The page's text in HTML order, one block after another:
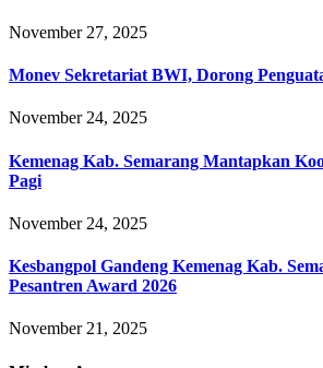
November 27, 2025
Monev Sekretariat BWI, Dorong
November 24, 2025
Kemenag Kab. Semarang Mantapkan
Pagi
November 24, 2025
Kesbangpol Gandeng Kemenag Kab.
Pesantren Award 2026
November 21, 2025